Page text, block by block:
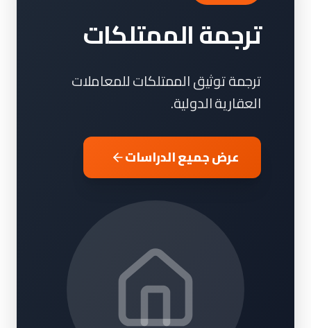
ترجمة الممتلكات
ترجمة توثيق الممتلكات للمعاملات
العقارية الدولية.
عرض جميع الدراسات